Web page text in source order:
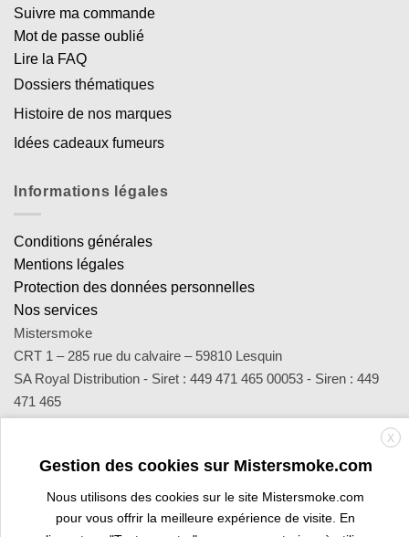
Suivre ma commande
Mot de passe oublié
Lire la FAQ
Dossiers thématiques
Histoire de nos marques
Idées cadeaux fumeurs
Informations légales
Conditions générales
Mentions légales
Protection des données personnelles
Nos services
Mistersmoke
CRT 1 – 285 rue du calvaire – 59810 Lesquin
SA Royal Distribution - Siret : 449 471 465 00053 - Siren : 449
471 465
sav@mistersmoke.com ou par téléphone au 03 20 90 56 55 du
lundi au vendredi de 9h à 17h.
Credit MasterCardApple Visa Visa
X
Gestion des cookies sur Mistersmoke.com
Nous utilisons des cookies sur le site Mistersmoke.com
pour vous offrir la meilleure expérience de visite. En